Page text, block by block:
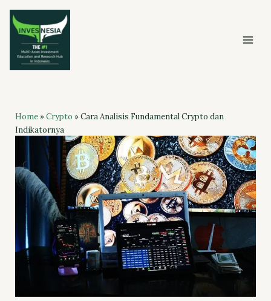
Skip
content
Home»Crypto »Cara Analisis Fundamental Crypto dan
Indikatornya